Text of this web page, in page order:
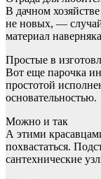
В дачном
не новых, —
материал
Простые в
Вот еще парочка
простотой
основательностью.
Можно и так
А этими
похвастаться.
сантехнические